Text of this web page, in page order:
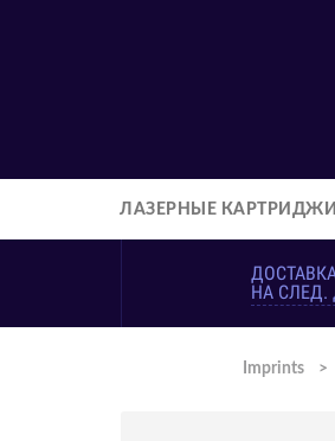
ЛАЗЕРНЫЕ КАРТРИДЖИ
НА СЛЕД.
Imprints >